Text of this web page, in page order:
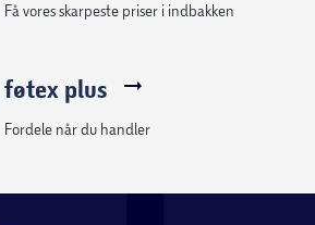
Få vores skarpeste priser i indbakken
føtex plus
Fordele når du handler